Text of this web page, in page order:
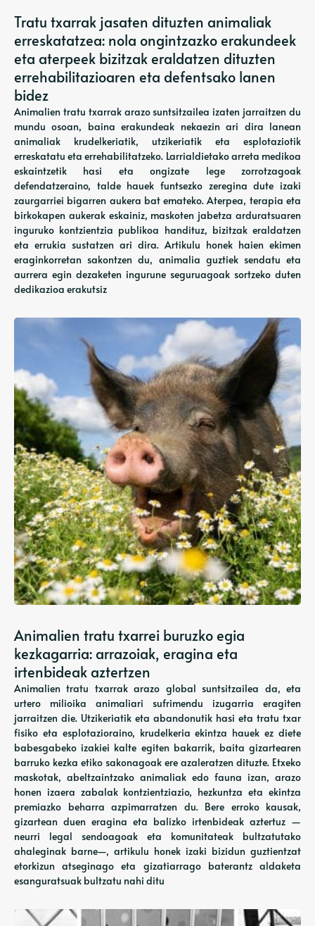
Tratu txarrak jasaten dituzten animaliak
erreskatatzea: nola ongintzazko erakundeek
eta aterpeek bizitzak eraldatzen dituzten
errehabilitazioaren eta defentsako lanen
bidez
Animalien tratu txarrak arazo suntsitzailea izaten jarraitzen du
mundu osoan, baina erakundeak nekaezin ari dira lanean
animaliak krudelkeriatik, utzikeriatik eta esplotaziotik
erreskatatu eta errehabilitatzeko. Larrialdietako arreta medikoa
eskaintzetik hasi eta ongizate lege zorrotzagoak
defendatzeraino, talde hauek funtsezko zeregina dute izaki
zaurgarriei bigarren aukera bat emateko. Aterpea, terapia eta
birkokapen aukerak eskainiz, maskoten jabetza arduratsuaren
inguruko kontzientzia publikoa handituz, bizitzak eraldatzen
eta errukia sustatzen ari dira. Artikulu honek haien ekimen
eraginkorretan sakontzen du, animalia guztiek sendatu eta
aurrera egin dezaketen ingurune seguruagoak sortzeko duten
dedikazioa erakutsiz
Animalien tratu txarrei buruzko egia
kezkagarria: arrazoiak, eragina eta
irtenbideak aztertzen
Animalien tratu txarrak arazo global suntsitzailea da, eta
urtero milioika animaliari sufrimendu izugarria eragiten
jarraitzen die. Utzikeriatik eta abandonutik hasi eta tratu txar
fisiko eta esplotazioraino, krudelkeria ekintza hauek ez diete
babesgabeko izakiei kalte egiten bakarrik, baita gizartearen
barruko kezka etiko sakonagoak ere azaleratzen dituzte. Etxeko
maskotak, abeltzaintzako animaliak edo fauna izan, arazo
honen izaera zabalak kontzientziazio, hezkuntza eta ekintza
premiazko beharra azpimarratzen du. Bere erroko kausak,
gizartean duen eragina eta balizko irtenbideak aztertuz —
neurri legal sendoagoak eta komunitateak bultzatutako
ahaleginak barne—, artikulu honek izaki bizidun guztientzat
etorkizun atseginago eta gizatiarrago baterantz aldaketa
esanguratsuak bultzatu nahi ditu